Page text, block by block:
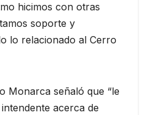
hicimos con otras
soporte y
lo relacionado al Cerro
Monarca señaló que “le
acerca de